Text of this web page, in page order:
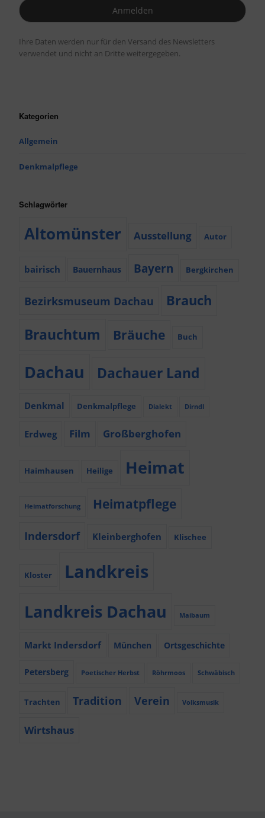
Ihre Daten werden nur für den Versand des Newsletters
verwendet und nicht an Dritte weitergegeben.
Kategorien
Allgemein
Denkmalpflege
Schlagwörter
Altomünster Ausstellung Autor
bairisch Bauernhaus Bayern Bergkirchen
Bezirksmuseum Dachau Brauch
Brauchtum Bräuche Buch
Dachau Dachauer Land
Denkmal Denkmalpflege Dialekt Dirndl
Erdweg Film Großberghofen
Haimhausen Heilige Heimat
Heimatforschung Heimatpflege
Indersdorf Kleinberghofen Klischee
Kloster Landkreis
Landkreis Dachau Maibaum
Markt Indersdorf München Ortsgeschichte
Petersberg Poetischer Herbst Röhrmoos Schwäbisch
Trachten Tradition Verein Volksmusik
Wirtshaus